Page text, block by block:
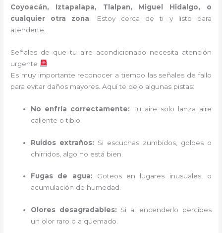
Coyoacán, Iztapalapa, Tlalpan, Miguel Hidalgo, o
cualquier otra zona . Estoy cerca de ti y listo para
atenderte.
Señales de que tu aire acondicionado necesita atención
urgente
Es muy importante reconocer a tiempo las señales de fallo
para evitar daños mayores. Aquí te dejo algunas pistas:
No enfría correctamente: Tu aire solo lanza aire
caliente o tibio.
Ruidos extraños: Si escuchas zumbidos, golpes o
chirridos, algo no está bien.
Fugas de agua: Goteos en lugares inusuales, o
acumulación de humedad.
Olores desagradables: Si al encenderlo percibes
un olor raro o a quemado.